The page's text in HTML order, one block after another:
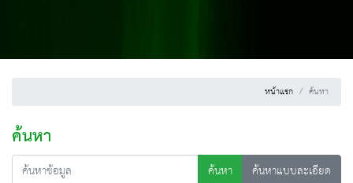
หน้าแรก ค้นหา
ค้นหา
ค้นหา
ค้นหาแบบละเอียด